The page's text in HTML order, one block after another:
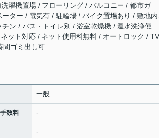
濯機置場 / フローリング / バルコニー / 都市ガ
ター / 電気有 / 駐輪場 / バイク置場あり / 敷地内
ン / バス・トイレ別 / 浴室乾燥機 / 温水洗浄便
ット対応 / ネット使用料無料 / オートロック /
間ゴミ出し可
一般
数料 -
-